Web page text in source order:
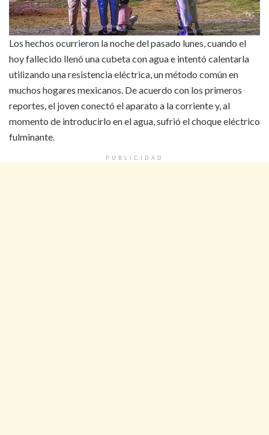
Los hechos ocurrieron la noche del pasado lunes, cuando el
hoy fallecido llenó una cubeta con agua e intentó calentarla
utilizando una resistencia eléctrica, un método común en
muchos hogares mexicanos. De acuerdo con los primeros
reportes, el joven conectó el aparato a la corriente y, al
momento de introducirlo en el agua, sufrió el choque eléctrico
fulminante.
PUBLICIDAD